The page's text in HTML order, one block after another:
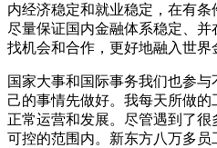
内经济稳定和就业稳定，在有条
尽量保证国内金融体系稳定、
找机会和合作，更好地融入世界
国家大事和国际事务我们也参
己的事情先做好。我每天所做
正常运营和发展。尽管遇到了
可控的范围内。新东方八万多